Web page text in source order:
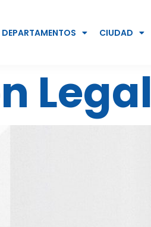
DEPARTAMENTOS CIUDAD
Legal